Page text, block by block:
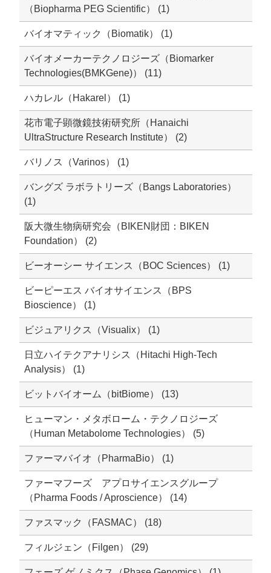
（Biopharma PEG Scientific） (1)
バイオマティック（Biomatik） (1)
バイオメーカーテクノロジーズ（Biomarker
Technologies(BMKGene)） (11)
ハカレル（Hakarel） (1)
花市電子顕微鏡技術研究所（Hanaichi
UltraStructure Research Institute） (2)
バリノス（Varinos） (1)
バングズ ラボラトリーズ（Bangs Laboratories）
(1)
阪大微生物病研究会（BIKEN財団：BIKEN
Foundation） (2)
ビーオーシー サイエンス（BOC Sciences） (1)
ビーピーエス バイオサイエンス（BPS
Bioscience） (1)
ビジュアリクス（Visualix） (1)
日立ハイテクアナリシス（Hitachi High-Tech
Analysis） (1)
ビットバイオーム（bitBiome） (13)
ヒューマン・メタボローム・テクノロジーズ
（Human Metabolome Technologies） (5)
ファーマバイオ（PharmaBio） (1)
ファーマフーズ アプロサイエンスグループ
（Pharma Foods / Aproscience） (14)
ファスマック（FASMAC） (18)
フィルジェン（Filgen） (29)